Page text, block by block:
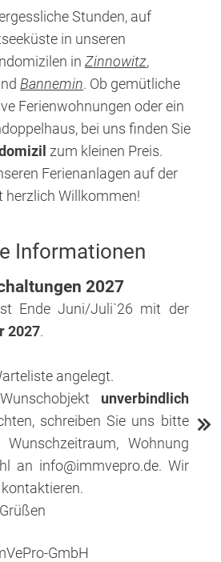
Stunden, auf
in unseren
inZinnowitz,
Bannemin. Ob gemütliche
Ferienwohnungen oder ein
bei uns finden Sie
zum kleinen Preis.
Ferienanlagen auf der
herzlich Willkommen!
Informationen
2027
Ende Juni/Juli`26 mit der
2027.
angelegt.
unverbindlich
schreiben Sie uns bitte
Wohnung
an info@immvepro.de. Wir
GmbH